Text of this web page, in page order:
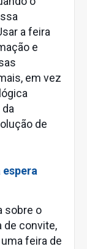
a feira
e
em vez
de
espera
sobre o
de convite,
feira de